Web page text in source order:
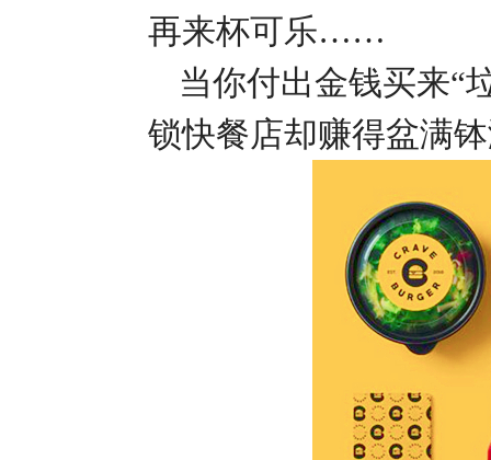
再来杯可乐……
当你付出金钱买来“
锁快餐店却赚得盆满